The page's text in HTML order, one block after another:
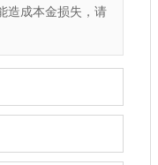
造成本金损失，请